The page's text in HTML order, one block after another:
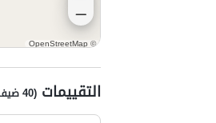
©
OpenStreetMap
التقييمات (
40